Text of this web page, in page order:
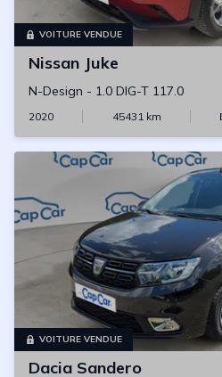
VOITURE VENDUE
Nissan Juke
N-Design - 1.0 DIG-T 117.0
2020 45431km
VOITURE VENDUE
Dacia Sandero